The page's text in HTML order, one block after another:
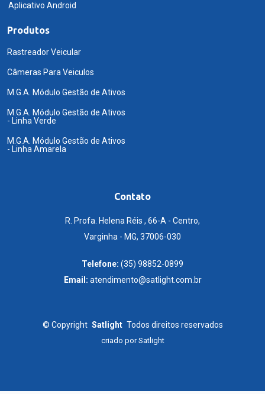
Aplicativo Android
Produtos
Rastreador Veicular
Câmeras Para Veiculos
M.G.A. Módulo Gestão de Ativos
M.G.A. Módulo Gestão de Ativos
- Linha Verde
M.G.A. Módulo Gestão de Ativos
- Linha Amarela
Contato
R. Profa. Helena Réis , 66-A - Centro,
Varginha - MG, 37006-030
Telefone: (35) 98852-0899
Email: atendimento@satlight.com.br
© Copyright Satlight Todos direitos reservados
criado porSatlight